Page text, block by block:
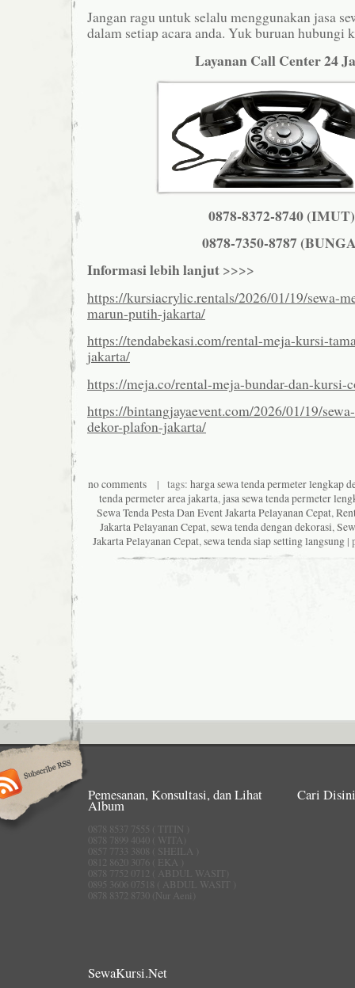
Jangan ragu untuk selalu menggunakan jasa
dalam setiap acara anda. Yuk buruan hubungi
Layanan Call Center 24
0878-8372-8740 (IMUT)
0878-7350-8787
Informasi lebih lanjut >>>>
https://kursiacrylic.rentals/2026/01/19/sewa-
marun-putih-jakarta/
https://tendabekasi.com/rental-meja-kursi-
jakarta/
https://meja.co/rental-meja-bundar-dan-kursi-
https://bintangjayaevent.com/2026/01/19/
dekor-plafon-jakarta/
no comments | tags: harga sewa tenda permeter lengkap
tenda permeter area jakarta,jasa sewa tenda permeter
Sewa Tenda Pesta Dan Event Jakarta Pelayanan Cepat,
Jakarta Pelayanan Cepat,sewa tenda dengan dekorasi,
Jakarta Pelayanan Cepat,sewa tenda siap setting langsung |
Pemesanan, Konsultasi, dan Lihat
Album
0878 8537 7555 ( TITIN )
0878 7899 4040 ( WITA)
0857 7733 3808 ( SHEILA )
0812 8620 3076 ( EKA )
0878 7752 0712 ( ABDUL WASIT)
0895 3606 07518 ( ABDUL WASIT )
0878 8372 8730 (Nur Aeni)
Cari
SewaKursi.Net